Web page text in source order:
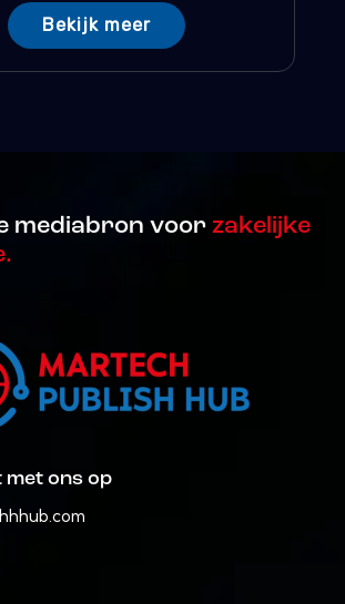
Bekijk meer
mediabron voor zakelijke
met ons op